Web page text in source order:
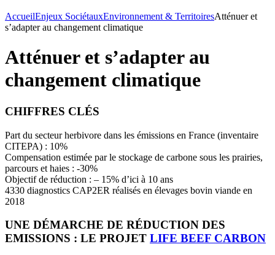
AccueilEnjeux SociétauxEnvironnement & TerritoiresAtténuer et
s’adapter au changement climatique
Atténuer et s’adapter au
changement climatique
CHIFFRES CLÉS
Part du secteur herbivore dans les émissions en France (inventaire
CITEPA) : 10%
Compensation estimée par le stockage de carbone sous les prairies,
parcours et haies : -30%
Objectif de réduction : – 15% d’ici à 10 ans
4330 diagnostics CAP2ER réalisés en élevages bovin viande en
2018
UNE DÉMARCHE DE RÉDUCTION DES
EMISSIONS : LE PROJET LIFE BEEF CARBON